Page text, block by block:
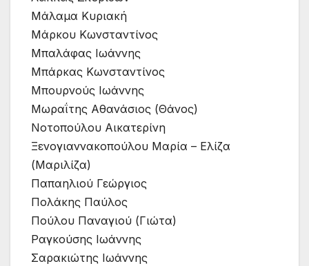
Μάλαμα Κυριακή
Μάρκου Κωνσταντίνος
Μπαλάφας Ιωάννης
Μπάρκας Κωνσταντίνος
Μπουρνούς Ιωάννης
Μωραΐτης Αθανάσιος (Θάνος)
Νοτοπούλου Αικατερίνη
Ξενογιαννακοπούλου Μαρία – Ελίζα
(Μαριλίζα)
Παπαηλιού Γεώργιος
Πολάκης Παύλος
Πούλου Παναγιού (Γιώτα)
Ραγκούσης Ιωάννης
Σαρακιώτης Ιωάννης